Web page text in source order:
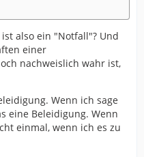
also ein "Notfall"? Und
einer
nachweislich wahr ist,
Wenn ich sage
eine Beleidigung. Wenn
einmal, wenn ich es zu